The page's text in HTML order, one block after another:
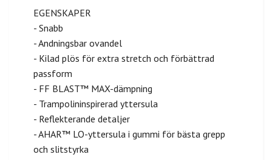
EGENSKAPER
- Snabb
- Andningsbar ovandel
- Kilad plös för extra stretch och förbättrad
passform
- FF BLAST™ MAX-dämpning
- Trampolininspirerad yttersula
- Reflekterande detaljer
- AHAR™ LO-yttersula i gummi för bästa grepp
och slitstyrka